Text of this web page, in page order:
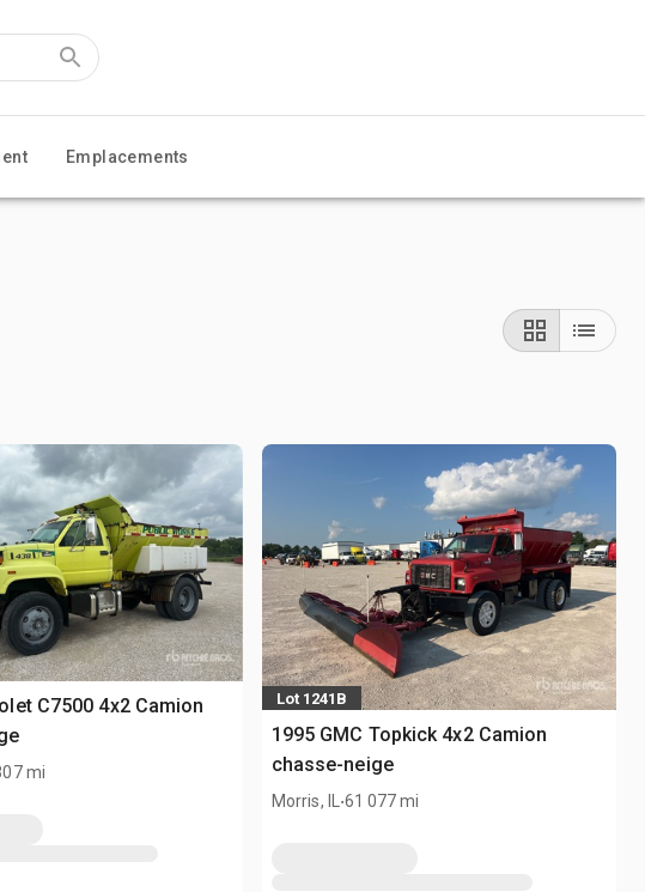
Emplacements
C7500 4x2 Camion
mi
Lot 1241B
1995 GMC Topkick 4x2 Camion
chasse-neige
Morris, IL.61 077 mi